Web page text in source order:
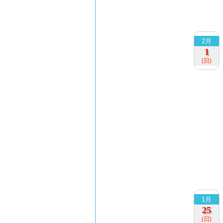
2月
1
(日)
1月
25
(日)